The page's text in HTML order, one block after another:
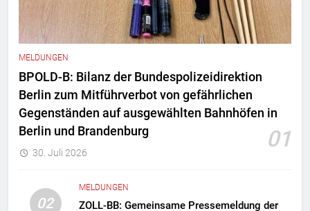
MELDUNGEN
BPOLD-B: Bilanz der Bundespolizeidirektion
Berlin zum Mitführverbot von gefährlichen
Gegenständen auf ausgewählten Bahnhöfen in
Berlin und Brandenburg
01
30. Juli 2026
02
MELDUNGEN
ZOLL-BB: Gemeinsame Pressemeldung der